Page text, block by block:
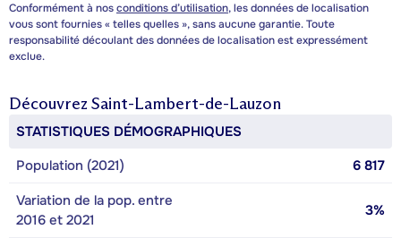
Conformément à nosconditions d’utilisation, les données de localisation
vous sont fournies « telles quelles », sans aucune garantie. Toute
responsabilité découlant des données de localisation est expressément
exclue.
Découvrez Saint-Lambert-de-Lauzon
STATISTIQUES DÉMOGRAPHIQUES
Population (2021)
6 817
Variation de la pop. entre
2016 et 2021
3%